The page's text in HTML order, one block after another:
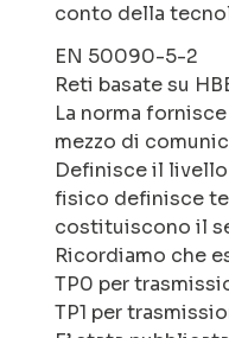
conto della
EN 50090-5-2
Reti basate su
La norma
mezzo di
Definisce il
fisico definisce
costituiscono il
Ricordiamo che
TP0 per
TP1 per